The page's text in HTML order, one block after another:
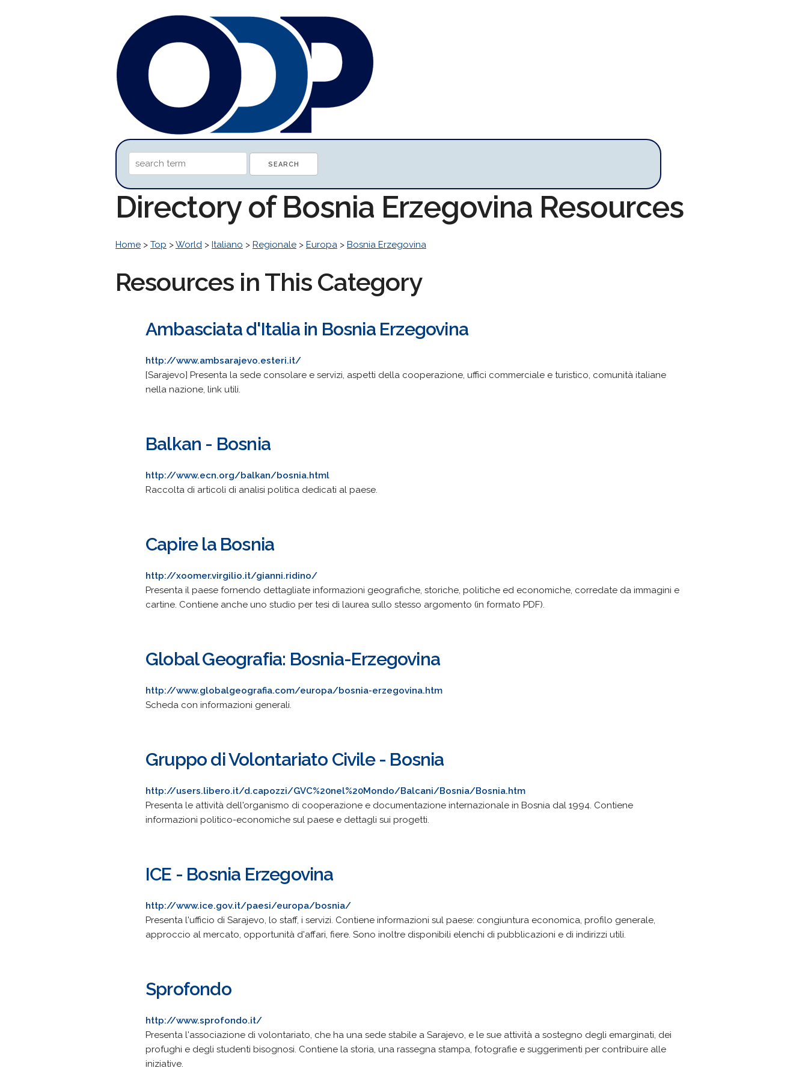
Directory of Bosnia Erzegovina Resources
Home > Top >World > Italiano > Regionale > Europa > Bosnia Erzegovina
Resources in This Category
Ambasciata d'Italia in Bosnia Erzegovina
http://www.ambsarajevo.esteri.it/
[Sarajevo] Presenta la sede consolare e servizi, aspetti della cooperazione, uffici commerciale e turistico, comunità italiane
nella nazione, link utili.
Balkan - Bosnia
http://www.ecn.org/balkan/bosnia.html
Raccolta di articoli di analisi politica dedicati al paese.
Capire la Bosnia
http://xoomer.virgilio.it/gianni.ridino/
Presenta il paese fornendo dettagliate informazioni geografiche, storiche, politiche ed economiche, corredate da immagini e
cartine. Contiene anche uno studio per tesi di laurea sullo stesso argomento (in formato PDF).
Global Geografia: Bosnia-Erzegovina
http://www.globalgeografia.com/europa/bosnia-erzegovina.htm
Scheda con informazioni generali.
Gruppo di Volontariato Civile - Bosnia
http://users.libero.it/d.capozzi/GVC%20nel%20Mondo/Balcani/Bosnia/Bosnia.htm
Presenta le attività dell'organismo di cooperazione e documentazione internazionale in Bosnia dal 1994. Contiene
informazioni politico-economiche sul paese e dettagli sui progetti.
ICE - Bosnia Erzegovina
http://www.ice.gov.it/paesi/europa/bosnia/
Presenta l'ufficio di Sarajevo, lo staff, i servizi. Contiene informazioni sul paese: congiuntura economica, profilo generale,
approccio al mercato, opportunità d'affari, fiere. Sono inoltre disponibili elenchi di pubblicazioni e di indirizzi utili.
Sprofondo
http://www.sprofondo.it/
Presenta l'associazione di volontariato, che ha una sede stabile a Sarajevo, e le sue attività a sostegno degli emarginati, dei
profughi e degli studenti bisognosi. Contiene la storia, una rassegna stampa, fotografie e suggerimenti per contribuire alle
iniziative.